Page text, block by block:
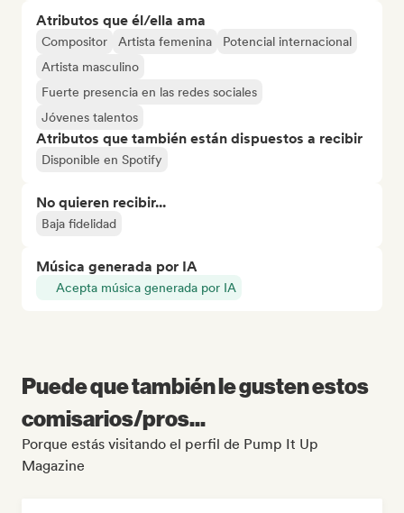
Atributos que él/ella ama
Compositor Artista femenina
Potencial internacional
Artista masculino
Fuerte presencia en las redes sociales
Jóvenes talentos
Atributos que también están dispuestos a recibir
Disponible en Spotify
No quieren recibir...
Baja fidelidad
Música generada por IA
Acepta música generada por IA
Puede que también le gusten estos
comisarios/pros...
Porque estás visitando el perfil de Pump It Up
Magazine